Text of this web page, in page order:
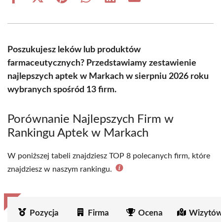
(Twitter)
Poszukujesz leków lub produktów
farmaceutycznych? Przedstawiamy zestawienie
najlepszych aptek w Markach w sierpniu 2026 roku
wybranych spośród 13 firm.
Porównanie Najlepszych Firm w
Rankingu Aptek w Markach
W poniższej tabeli znajdziesz TOP 8 polecanych firm, które
znajdziesz w naszym rankingu.
Pozycja Firma Ocena